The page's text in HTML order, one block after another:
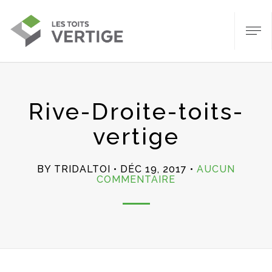
Rive-Droite-toits-
vertige
BY TRIDALTOI DÉC 19, 2017
AUCUN
COMMENTAIRE